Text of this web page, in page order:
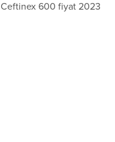
Ceftinex 600 fiyat 2023